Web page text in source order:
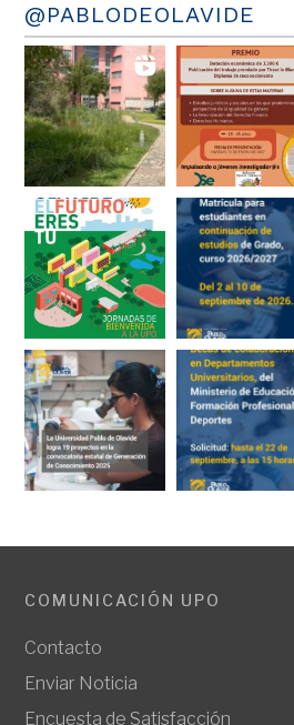
@PABLODEOLAVIDE
COMUNICACIÓN UPO
Contacto
Enviar Noticia
Encuesta de Satisfacción